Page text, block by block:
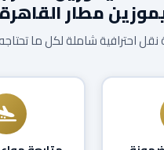
EN
AR
مطار
احترافية شاملة لكل ما